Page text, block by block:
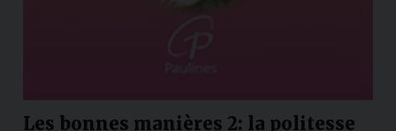
Les bonnes manières 2: la politesse